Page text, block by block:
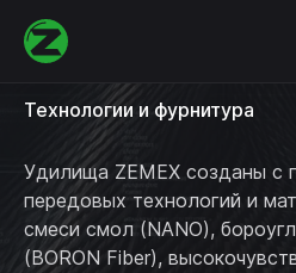
Главная
Технологии
Технологии и фурнитура
Удилища ZEMEX созданы с
передовых технологий и
смеси смол (NANO),
(BORON Fiber),